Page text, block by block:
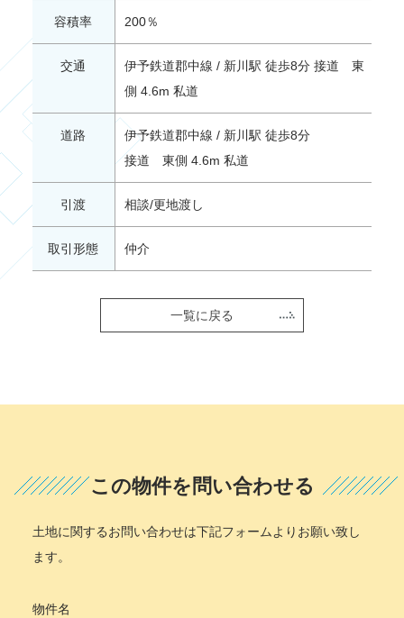
容積率 200％
交通
伊予鉄道郡中線 / 新川駅 徒歩8分 接道 東
側 4.6m 私道
道路
伊予鉄道郡中線 / 新川駅 徒歩8分
接道 東側 4.6m 私道
引渡 相談/更地渡し
取引形態 仲介
一覧に戻る
この物件を問い合わせる
土地に関するお問い合わせは下記フォームよりお願い致し
ます。
物件名